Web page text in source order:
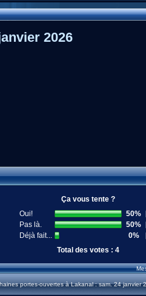
2026
Ça vous tente ?
Oui!
50%
Pas là.
50%
Déjà fait...
0%
Total des votes : 4
portes-ouvertes à Lakanal : sam. 24 janvier